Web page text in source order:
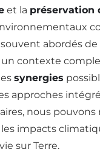
et la préservation
abordés de
contexte
synergies
approches
nous
impacts
sur Terre.